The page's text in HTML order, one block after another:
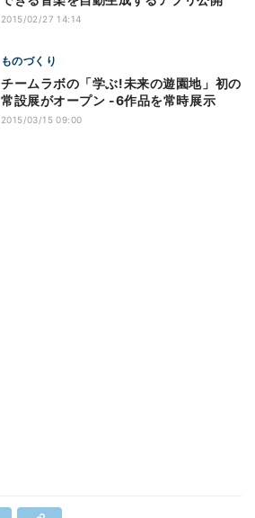
2015/02/27 14:14
ものづくり
チームラボの「学ぶ!未来の遊園地」初の
常設展がオープン -6作品を常時展示
2015/03/15 09:00